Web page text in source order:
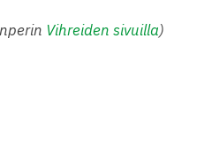
Vihreiden sivuilla)